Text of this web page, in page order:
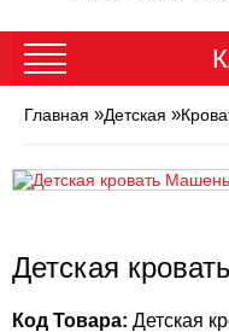
Главная »Детская »
Детская
Код Товара: Детская